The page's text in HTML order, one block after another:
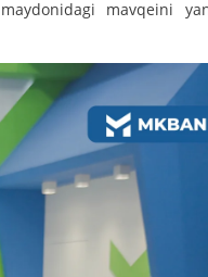
mavqeini
the app